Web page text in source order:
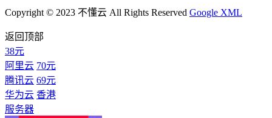
Copyright © 2023 不懂云 All Rights Reserved Google XML
返回顶部
38元
阿里云 70元
腾讯云 69元
华为云 香港
服务器